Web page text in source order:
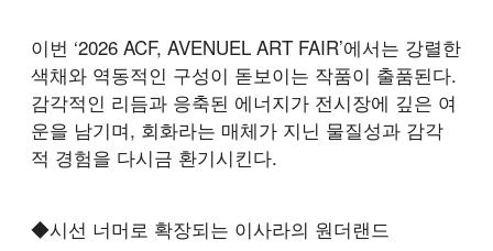
이번 ‘2026 ACF, AVENUEL ART FAIR’에서는 강렬한
색채와 역동적인 구성이 돋보이는 작품이 출품된다.
감각적인 리듬과 응축된 에너지가 전시장에 깊은 여
운을 남기며, 회화라는 매체가 지닌 물질성과 감각
적 경험을 다시금 환기시킨다.
◆시선 너머로 확장되는 이사라의 원더랜드